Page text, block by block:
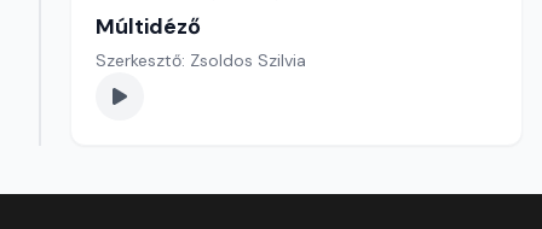
Múltidéző
Szerkesztő: Zsoldos Szilvia